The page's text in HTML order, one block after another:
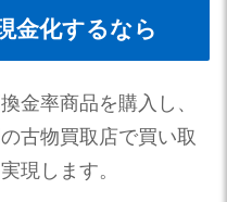
金化するなら
金率商品を購入し、
古物買取店で買い取
現します。